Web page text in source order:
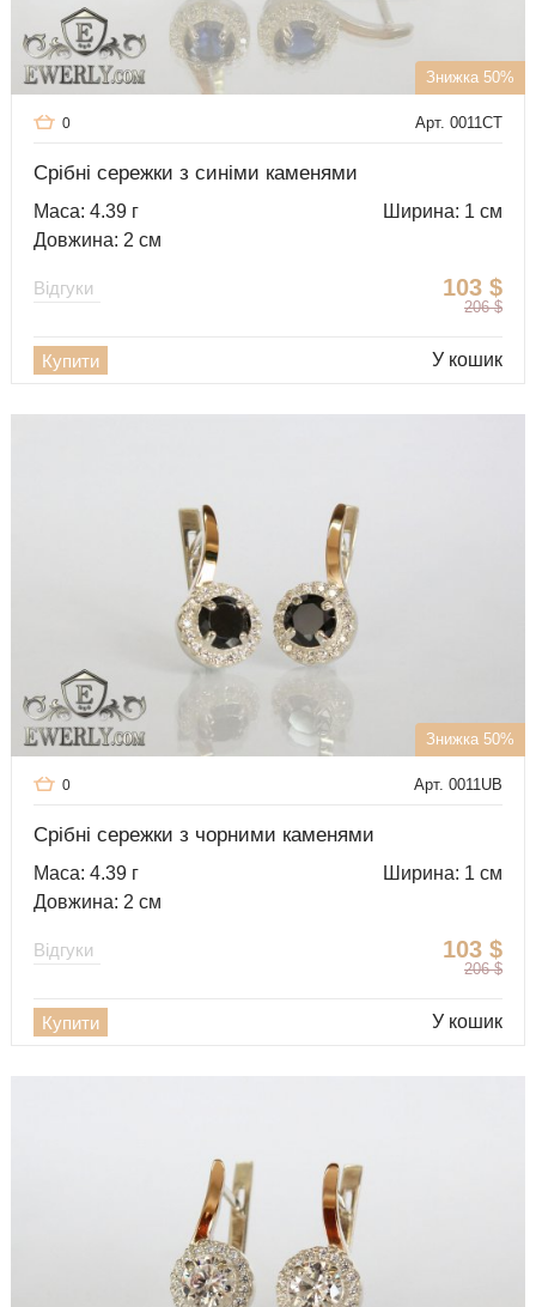
Знижка 50%
Арт. 0011CT
0
Срібні сережки з синіми каменями
Маса: 4.39 г
Ширина: 1 см
Довжина: 2 см
103 $
206 $
Відгуки
Купити У кошик
Знижка 50%
Арт. 0011UB
0
Срібні сережки з чорними каменями
Маса: 4.39 г
Ширина: 1 см
Довжина: 2 см
103 $
206 $
Відгуки
Купити У кошик